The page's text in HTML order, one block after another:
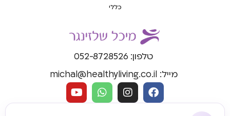
טלפון: 052-8728526
מייל: michal@healthyliving.co.il
כללי